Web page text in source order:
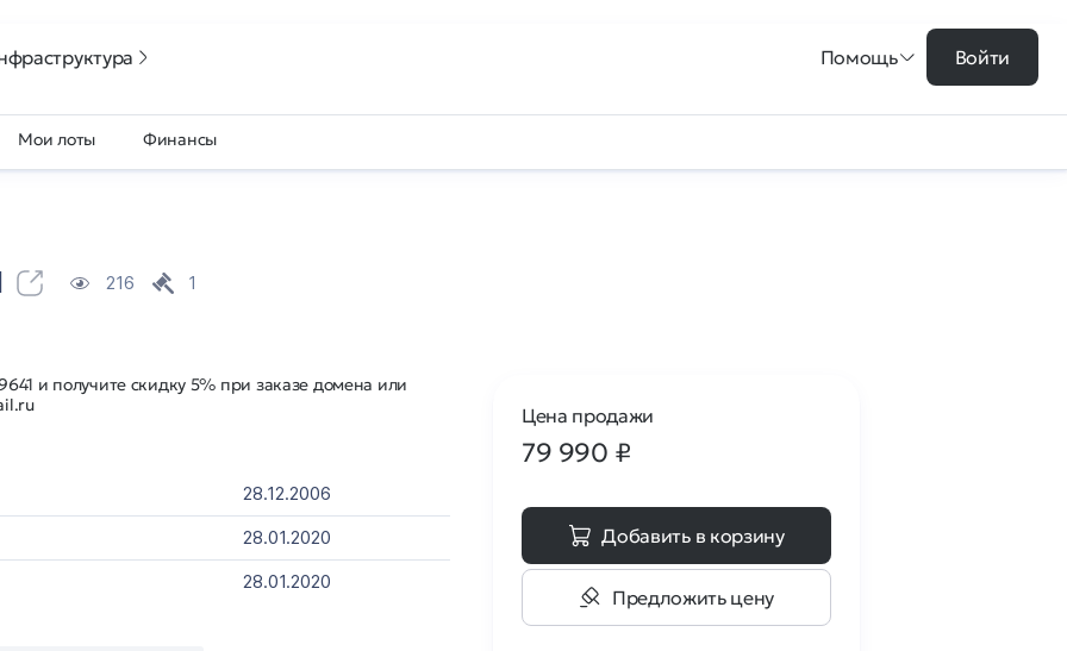
Помощь Войти
Мои лоты Финансы
216 1
и получите скидку 5% при заказе домена или
28.12.2006
28.01.2020
28.01.2020
Цена продажи
79 990 ₽
Добавить в корзину
Предложить цену